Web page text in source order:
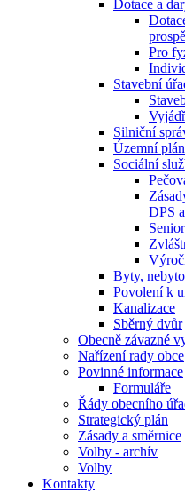
Dotace a
Pro
Stavební
Silniční
Územní plán
Sociální
DPS
Byty,
Povolení k
Kanalizace
Sběrný dvůr
Obecně závazné
Nařízení rady obce
Povinné informace
Formuláře
Řády obecního
Strategický plán
Zásady a směrnice
Volby - archív
Volby
Kontakty